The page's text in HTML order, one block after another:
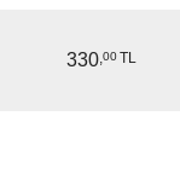
330,00 TL